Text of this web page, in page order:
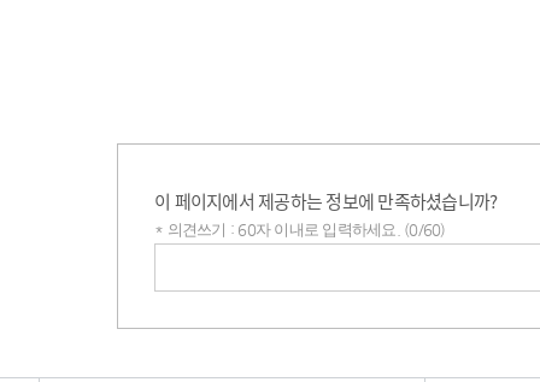
이 페이지에서 제공하는 정보에 만족하셨습니까?
* 의견쓰기 : 60자 이내로 입력하세요. (0/60)